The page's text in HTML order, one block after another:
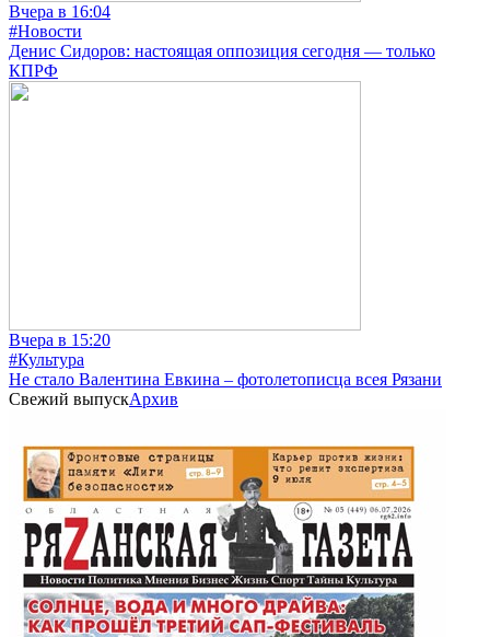
Вчера в 16:04
#Новости
Денис Сидоров: настоящая оппозиция сегодня — только
КПРФ
Вчера в 15:20
#Культура
Не стало Валентина Евкина – фотолетописца всея Рязани
Свежий выпускАрхив